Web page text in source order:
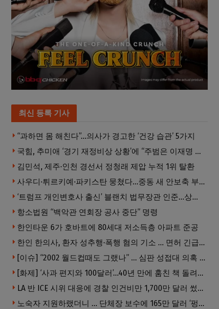
최신 등록 기사
“과하면 몸 해친다”…의사가 경고한 ‘건강 습관’ 5가지
국힘, 추미애 ‘경기 재정비상 상황’에 “주범은 이재명 전 지사”
김민석, 제주·인천 경선서 정청래 제압 누적 1위 탈환
사우디·튀르키예·파키스탄 뭉쳤다…중동 새 안보축 부상하나
‘트럼프 개인변호사 출신’ 블랜치 법무장관 인준…상원 50대49 가결
항소법원 “백악관 연회장 공사 중단” 명령
한인타운 6가 호바트에 80세대 저소득층 아파트 준공
한인 한의사, 환자 성추행·폭행 혐의 기소 … 면허 긴급정지
[이슈] “2002 월드컵때도 그랬나” … 심판 성접대 의혹 해외로 일파만파, 4강 신화까지 불똥
[화제] ‘사과 편지와 100달러’…40년 만에 훔친 책 돌려준 절도범
LA 반 ICE 시위 대응에 경찰 인건비만 1,700만 달러 썼다.
노숙자 지원하랬더니 … 단체장 보수에 165만 달러 ‘펑펑’